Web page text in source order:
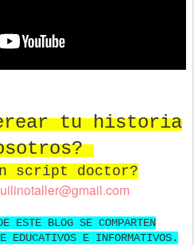
tu historia
script doctor?
ESTE BLOG SE COMPARTEN
EDUCATIVOS E INFORMATIVOS.